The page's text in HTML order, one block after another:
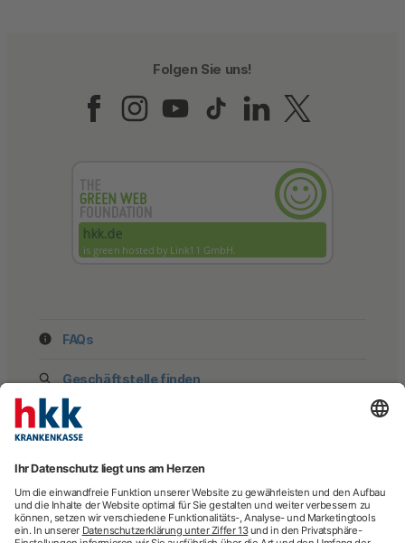
Folgen Sie uns!
Folgen Sie uns auf
Folgen Sie uns auf
Folgen Sie uns
Folgen Sie
Folgen
FAQs
Geschäftstelle finden
hkk Krankenkasse
28185 Bremen
Beratung
Newsletter